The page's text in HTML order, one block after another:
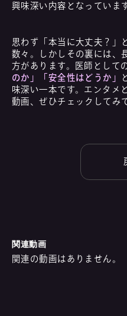
興味深い内容となっていま
思わず「本当に大丈夫？」
数々。しかしその裏には、
方があります。医師として
のか」「安全性はどうか」
味深い一本です。エンタメ
動画、ぜひチェックしてみ
関連動画
関連の動画はありません。